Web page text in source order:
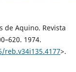
de Aquino. Revista
1974.
>.